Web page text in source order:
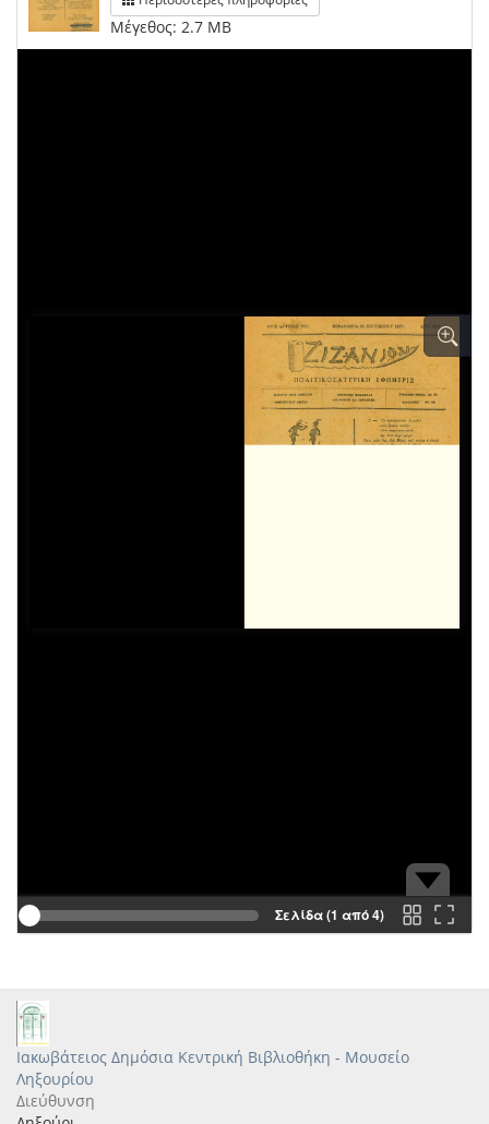
Μέγεθος: 2.7 MB
Σελίδα (1 από 4)
Ιακωβάτειος Δημόσια Κεντρική Βιβλιοθήκη - Μουσείο
Ληξουρίου
Διεύθυνση